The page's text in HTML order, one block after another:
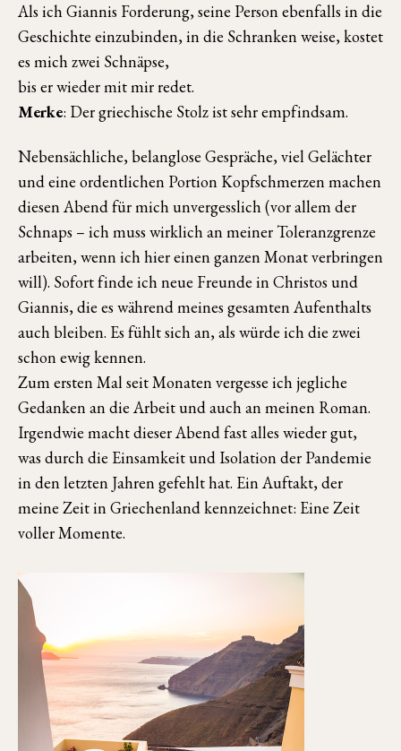
Als ich Giannis Forderung, seine Person ebenfalls in die
Geschichte einzubinden, in die Schranken weise, kostet
es mich zwei Schnäpse,
bis er wieder mit mir redet.
Merke: Der griechische Stolz ist sehr empfindsam.
Nebensächliche, belanglose Gespräche, viel Gelächter
und eine ordentlichen Portion Kopfschmerzen machen
diesen Abend für mich unvergesslich (vor allem der
Schnaps – ich muss wirklich an meiner Toleranzgrenze
arbeiten, wenn ich hier einen ganzen Monat verbringen
will). Sofort finde ich neue Freunde in Christos und
Giannis, die es während meines gesamten Aufenthalts
auch bleiben. Es fühlt sich an, als würde ich die zwei
schon ewig kennen.
Zum ersten Mal seit Monaten vergesse ich jegliche
Gedanken an die Arbeit und auch an meinen Roman.
Irgendwie macht dieser Abend fast alles wieder gut,
was durch die Einsamkeit und Isolation der Pandemie
in den letzten Jahren gefehlt hat. Ein Auftakt, der
meine Zeit in Griechenland kennzeichnet: Eine Zeit
voller Momente.